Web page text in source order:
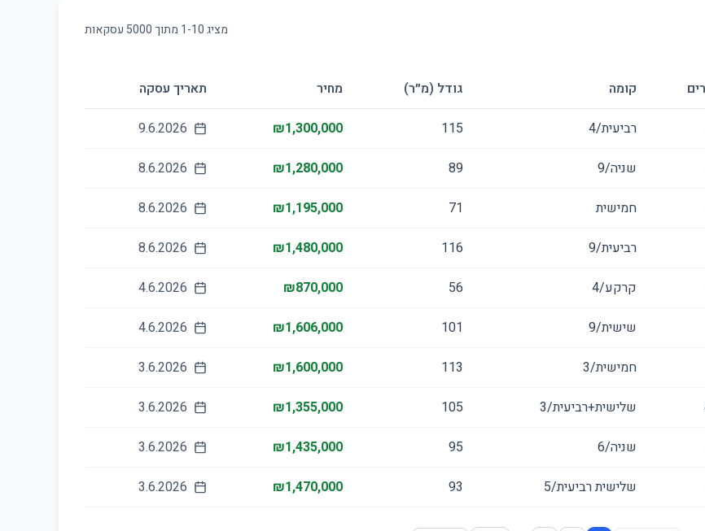
מציג 1-10 מתוך5000 עסקאות
קומה גודל (מ״ר) מחיר תאריך עסקה
רביעית/4 115
₪1,300,000
9.6.2026
שניה/9 89
₪1,280,000
8.6.2026
חמישית 71
₪1,195,000
8.6.2026
רביעית/9 116
₪1,480,000
8.6.2026
קרקע/4 56
₪870,000
4.6.2026
שישית/9 101
₪1,606,000
4.6.2026
חמישית/3 113
₪1,600,000
3.6.2026
שלישית+רביעית/3 105
₪1,355,000
3.6.2026
שניה/6 95
₪1,435,000
3.6.2026
שלישית רביעית/5 93
₪1,470,000
3.6.2026